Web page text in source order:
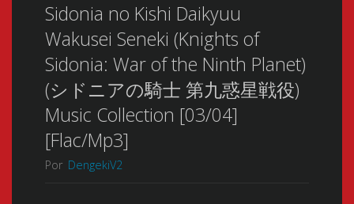
Sidonia no Kishi Daikyuu
Wakusei Seneki (Knights of
Sidonia: War of the Ninth Planet)
(シドニアの騎士 第九惑星戦役)
Music Collection [03/04]
[Flac/Mp3]
Por DengekiV2